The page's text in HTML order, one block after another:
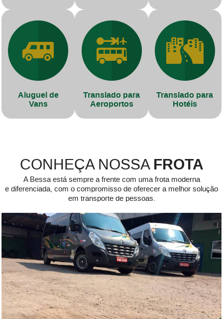
Aluguel de
Vans
Translado para
Aeroportos
Translado para
Hotéis
CONHEÇA NOSSA FROTA
A Bessa está sempre a frente com uma frota moderna
e diferenciada, com o compromisso de oferecer a melhor solução
em transporte de pessoas.